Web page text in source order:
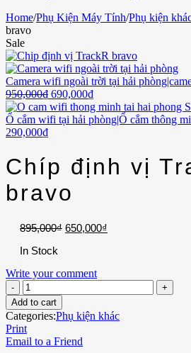
Home/Phụ Kiện Máy Tính/Phụ kiện
bravo
Sale
Camera wifi ngoài trời tại hải
950,000₫ 690,000₫
Ổ cắm wifi tại hải phòng|Ổ cắm thông
290,000₫
Chíp định vị
bravo
895,000₫ 650,000₫
In Stock
Write your comment
Add to cart
Categories:Phụ kiện khác
Print
Email to a Friend